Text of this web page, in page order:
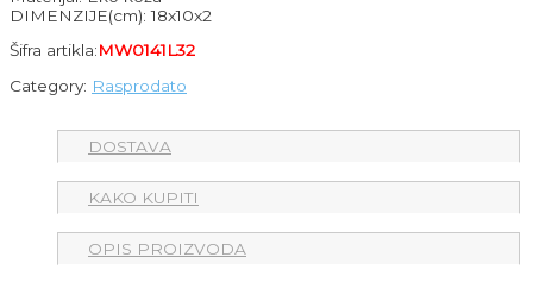
DIMENZIJE(cm): 18x10x2
Šifra artikla:MW0141L32
Category: Rasprodato
DOSTAVA
KAKO KUPITI
OPIS PROIZVODA